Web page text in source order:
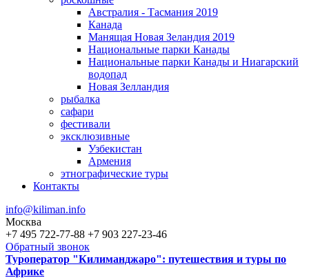
Австралия - Тасмания 2019
Канада
Манящая Новая Зеландия 2019
Национальные парки Канады
Национальные парки Канады и Ниагарский
водопад
Новая Зелландия
рыбалка
сафари
фестивали
эксклюзивные
Узбекистан
Армения
этнографические туры
Контакты
info@kiliman.info
Москва
+7 495 722-77-88 +7 903 227-23-46
Обратный звонок
Туроператор "Килиманджаро": путешествия и туры по
Африке